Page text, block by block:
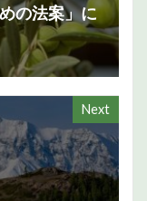
の法案」に
Next